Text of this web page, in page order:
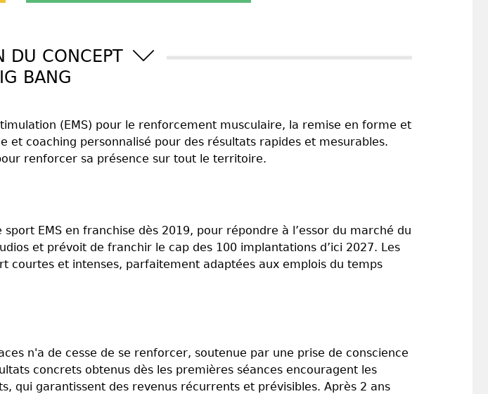
DU CONCEPT
BANG
(EMS) pour le renforcement musculaire, la remise en forme et
coaching personnalisé pour des résultats rapides et mesurables.
renforcer sa présence sur tout le territoire.
EMS en franchise dès 2019, pour répondre à l’essor du marché du
et prévoit de franchir le cap des 100 implantations d’ici 2027. Les
courtes et intenses, parfaitement adaptées aux emplois du temps
n'a de cesse de se renforcer, soutenue par une prise de conscience
concrets obtenus dès les premières séances encouragent les
qui garantissent des revenus récurrents et prévisibles. Après 2 ans